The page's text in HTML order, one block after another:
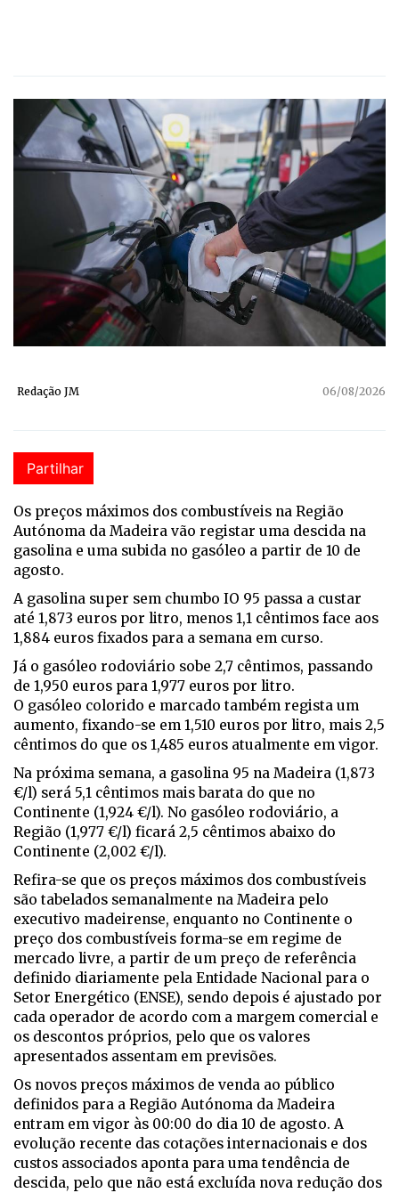
Redação JM 06/08/2026
Partilhar
Os preços máximos dos combustíveis na Região
Autónoma da Madeira vão registar uma descida na
gasolina e uma subida no gasóleo a partir de 10 de
agosto.
A gasolina super sem chumbo IO 95 passa a custar
até 1,873 euros por litro, menos 1,1 cêntimos face aos
1,884 euros fixados para a semana em curso.
Já o gasóleo rodoviário sobe 2,7 cêntimos, passando
de 1,950 euros para 1,977 euros por litro.
O gasóleo colorido e marcado também regista um
aumento, fixando-se em 1,510 euros por litro, mais 2,5
cêntimos do que os 1,485 euros atualmente em vigor.
Na próxima semana, a gasolina 95 na Madeira (1,873
€/l) será 5,1 cêntimos mais barata do que no
Continente (1,924 €/l). No gasóleo rodoviário, a
Região (1,977 €/l) ficará 2,5 cêntimos abaixo do
Continente (2,002 €/l).
Refira-se que os preços máximos dos combustíveis
são tabelados semanalmente na Madeira pelo
executivo madeirense, enquanto no Continente o
preço dos combustíveis forma-se em regime de
mercado livre, a partir de um preço de referência
definido diariamente pela Entidade Nacional para o
Setor Energético (ENSE), sendo depois é ajustado por
cada operador de acordo com a margem comercial e
os descontos próprios, pelo que os valores
apresentados assentam em previsões.
Os novos preços máximos de venda ao público
definidos para a Região Autónoma da Madeira
entram em vigor às 00:00 do dia 10 de agosto. A
evolução recente das cotações internacionais e dos
custos associados aponta para uma tendência de
descida, pelo que não está excluída nova redução dos